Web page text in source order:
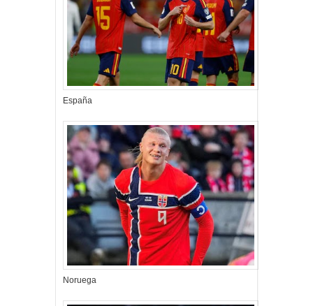
España
Noruega